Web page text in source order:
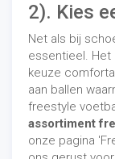
2). Kies
Net als bij
essentieel. Het
keuze
aan ballen
freestyle
assortiment
onze pagina